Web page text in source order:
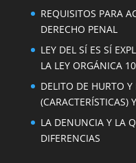
REQUISITOS PARA
DERECHO PENAL
LEY DEL SÍ ES SÍ
LA LEY ORGÁNICA
DELITO DE HURTO
(CARACTERÍSTICAS)
LA DENUNCIA Y LA
DIFERENCIAS